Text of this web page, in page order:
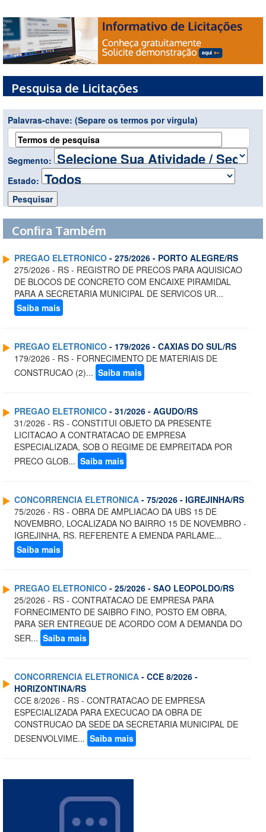
Pesquisa de Licitações
Palavras-chave: (Separe os termos por virgula)
Segmento:
Estado:
Confira Também
PREGAO ELETRONICO - 275/2026 - PORTO ALEGRE/RS
275/2026 - RS - REGISTRO DE PRECOS PARA AQUISICAO
DE BLOCOS DE CONCRETO COM ENCAIXE PIRAMIDAL
PARA A SECRETARIA MUNICIPAL DE SERVICOS UR...
Saiba mais
PREGAO ELETRONICO - 179/2026 - CAXIAS DO SUL/RS
179/2026 - RS - FORNECIMENTO DE MATERIAIS DE
CONSTRUCAO (2)... Saiba mais
PREGAO ELETRONICO - 31/2026 - AGUDO/RS
31/2026 - RS - CONSTITUI OBJETO DA PRESENTE
LICITACAO A CONTRATACAO DE EMPRESA
ESPECIALIZADA, SOB O REGIME DE EMPREITADA POR
PRECO GLOB... Saiba mais
CONCORRENCIA ELETRONICA - 75/2026 - IGREJINHA/RS
75/2026 - RS - OBRA DE AMPLIACAO DA UBS 15 DE
NOVEMBRO, LOCALIZADA NO BAIRRO 15 DE NOVEMBRO -
IGREJINHA, RS. REFERENTE A EMENDA PARLAME...
Saiba mais
PREGAO ELETRONICO - 25/2026 - SAO LEOPOLDO/RS
25/2026 - RS - CONTRATACAO DE EMPRESA PARA
FORNECIMENTO DE SAIBRO FINO, POSTO EM OBRA,
PARA SER ENTREGUE DE ACORDO COM A DEMANDA DO
SER... Saiba mais
CONCORRENCIA ELETRONICA - CCE 8/2026 -
HORIZONTINA/RS
CCE 8/2026 - RS - CONTRATACAO DE EMPRESA
ESPECIALIZADA PARA EXECUCAO DA OBRA DE
CONSTRUCAO DA SEDE DA SECRETARIA MUNICIPAL DE
DESENVOLVIME... Saiba mais